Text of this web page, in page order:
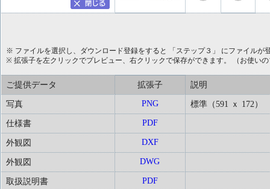
※ ファイルを選択し、ダウンロード登録をすると 「ステップ３」 にファイルが
※ 拡張子を左クリックでプレビュー、右クリックで保存ができます。 （お使い
ご提供データ 拡張子 説明
写真 PNG 標準（591 ｘ 172）
仕様書 PDF
外観図 DXF
外観図 DWG
取扱説明書 PDF